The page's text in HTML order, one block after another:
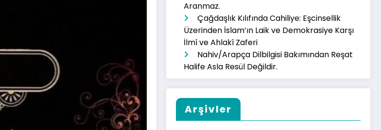
Aranmaz.
Çağdaşlık Kılıfında Cahiliye: Eşcinsellik
Üzerinden İslam’ın Laik ve Demokrasiye Karşı
İlmî ve Ahlakî Zaferi
Nahiv/Arapça Dilbilgisi Bakımından Reşat
Halife Asla Resül Değildir.
Arşivler